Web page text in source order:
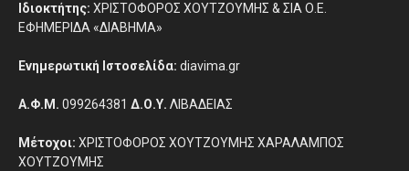
Ιδιοκτήτης: ΧΡΙΣΤΟΦΟΡΟΣ ΧΟΥΤΖΟΥΜΗΣ & ΣΙΑ Ο.Ε.
ΕΦΗΜΕΡΙΔΑ «ΔΙΑΒΗΜΑ»
Ενημερωτική Ιστοσελίδα: diavima.gr
Α.Φ.Μ. 099264381 Δ.Ο.Υ. ΛΙΒΑΔΕΙΑΣ
Μέτοχοι: ΧΡΙΣΤΟΦΟΡΟΣ ΧΟΥΤΖΟΥΜΗΣ ΧΑΡΑΛΑΜΠΟΣ
ΧΟΥΤΖΟΥΜΗΣ